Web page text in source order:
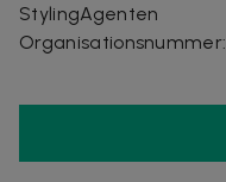
StylingAgenten
Organisationsnummer: